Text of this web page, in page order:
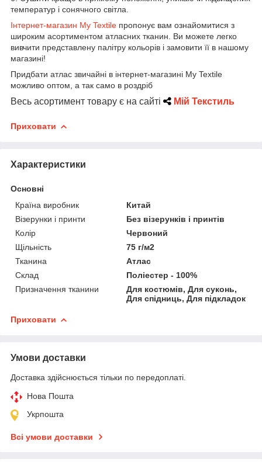
температур і сонячного світла.
Інтернет-магазин My Textile пропонує вам ознайомитися з
широким асортиментом атласних тканин. Ви можете легко
вивчити представлену палітру кольорів і замовити її в нашому
магазині!
Придбати атлас звичайні в інтернет-магазині My Textile
можливо оптом, а так само в роздріб
Весь асортимент товару є на сайті Мій Текстиль
Приховати
Характеристики
Основні
Країна виробник
Китай
Візерунки і принти
Без візерунків і принтів
Колір
Червоний
Щільність
75 г/м2
Тканина
Атлас
Склад
Поліестер - 100%
Призначення тканини
Для костюмів, Для суконь,
Для спідниць, Для підкладок
Приховати
Умови доставки
Доставка здійснюється тільки по передоплаті.
Нова Пошта
Укрпошта
Всі умови доставки